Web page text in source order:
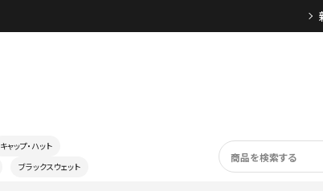
キャップ・ハット
ブラックスウェット